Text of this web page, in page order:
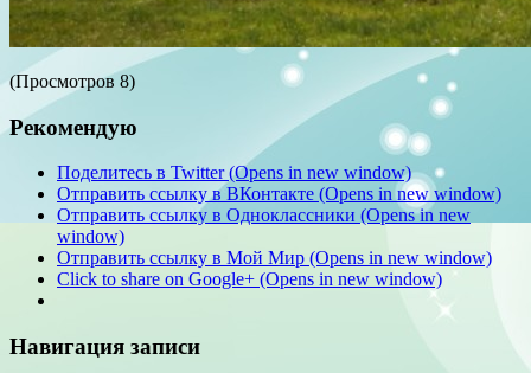
(Просмотров 8)
Рекомендую
Поделитесь в Twitter (Opens in new window)
Отправить ссылку в ВКонтакте (Opens in new window)
Отправить ссылку в Одноклассники (Opens in new
window)
Отправить ссылку в Мой Мир (Opens in new window)
Click to share on Google+ (Opens in new window)
Навигация записи